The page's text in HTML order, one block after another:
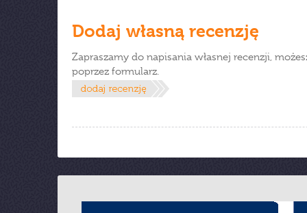
Dodaj własną recenzję
Zapraszamy do napisania własnej recenzji,
poprzez formularz.